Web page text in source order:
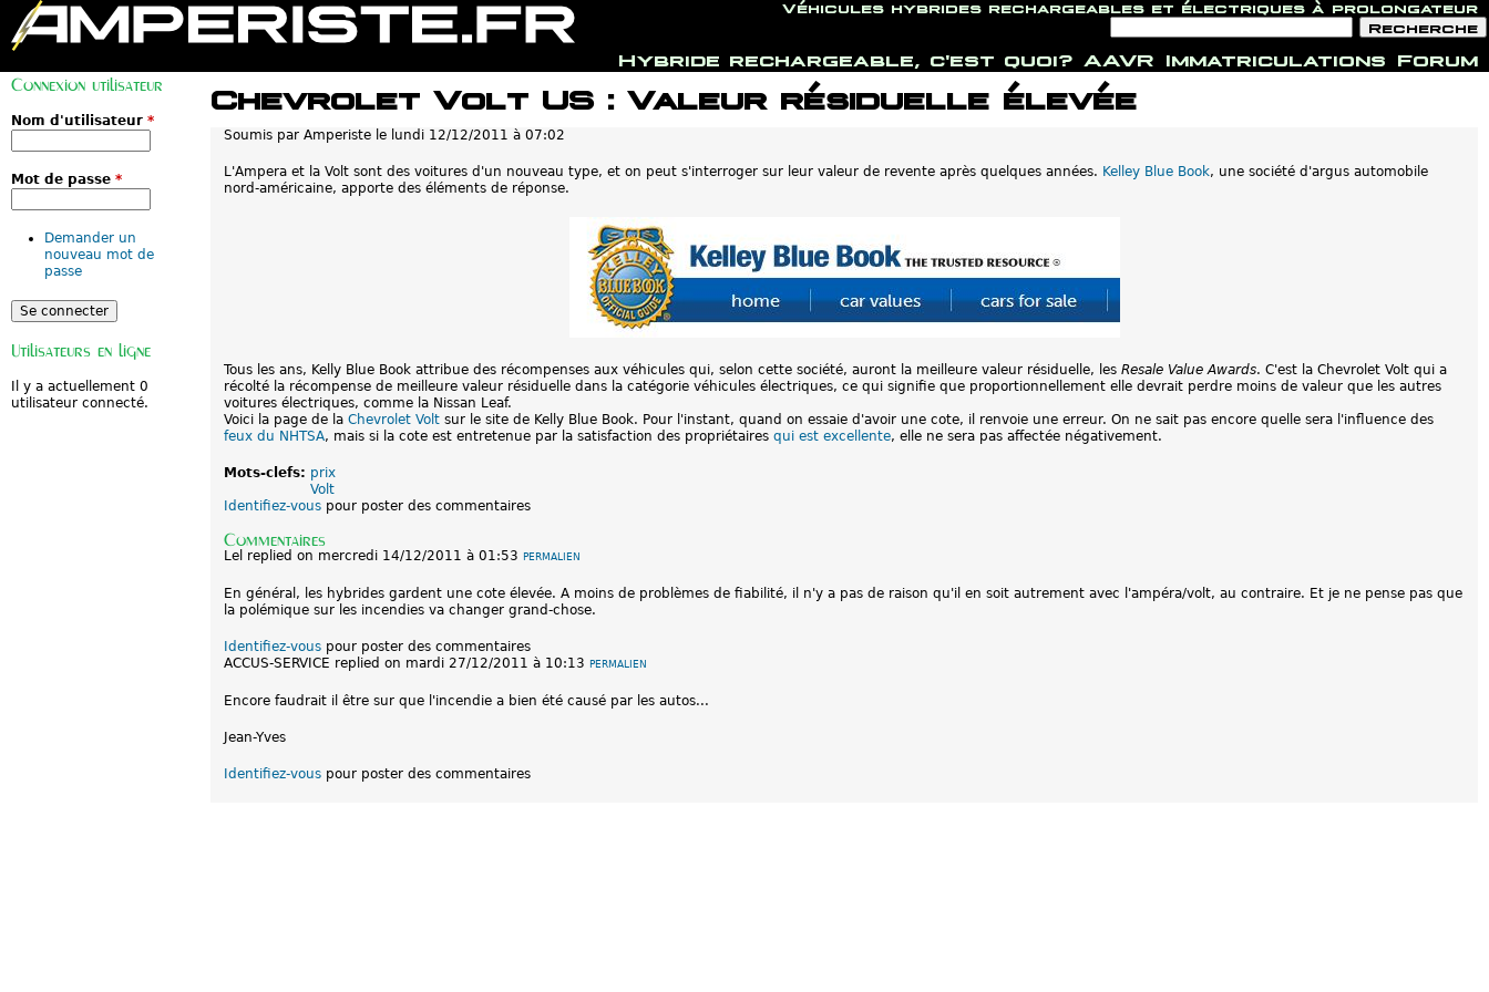
Jump to navigation
Véhicules hybrides rechargeables et électriques à prolongateur
F
o
r
m
l
a
d
e
c
h
e
h
r
c
Chevrolet Volt US : Valeur résiduelle élevée
Soumis par Amperiste le lundi 12/12/2011 à 07:02
L'Ampera et la Volt sont des voitures d'un nouveau type, et on peut s'interroger sur leur valeur de revente après quelques années. Kelley Blue Book, une société d'argus automobile
nord-américaine, apporte des éléments de réponse.
Tous les ans, Kelly Blue Book attribue des récompenses aux véhicules qui, selon cette société, auront la meilleure valeur résiduelle, les Resale Value Awards. C'est la Chevrolet Volt qui a
récolté la récompense de meilleure valeur résiduelle dans la catégorie véhicules électriques, ce qui signifie que proportionnellement elle devrait perdre moins de valeur que les autres
voitures électriques, comme la Nissan Leaf.
Voici la page de la Chevrolet Volt sur le site de Kelly Blue Book. Pour l'instant, quand on essaie d'avoir une cote, il renvoie une erreur. On ne sait pas encore quelle sera l'influence des
feux du NHTSA, mais si la cote est entretenue par la satisfaction des propriétaires qui est excellente, elle ne sera pas affectée négativement.
Mots-clefs: prix
Volt
Identifiez-vous pour poster des commentaires
Commentaires
Lel replied on mercredi 14/12/2011 à 01:53 PERMALIEN
En général, les hybrides gardent une cote élevée. A moins de problèmes de fiabilité, il n'y a pas de raison qu'il en soit autrement avec l'ampéra/volt, au contraire. Et je ne pense pas que
la polémique sur les incendies va changer grand-chose.
Identifiez-vous pour poster des commentaires
ACCUS-SERVICE replied on mardi 27/12/2011 à 10:13 PERMALIEN
Encore faudrait il être sur que l'incendie a bien été causé par les autos...
Jean-Yves
Identifiez-vous pour poster des commentaires
M
e
Forum
Immatriculations
AAVR
Hybride rechargeable, c'est quoi?
Connexion utilisateur
Nom d'utilisateur *
Mot de passe *
Demander un
nouveau mot de
passe
Utilisateurs en ligne
Il y a actuellement 0
utilisateur connecté.